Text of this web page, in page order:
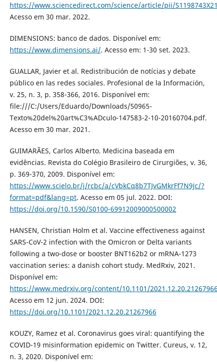
https://www.sciencedirect.com/science/article/pii/
Acesso em 30 mar. 2022.
DIMENSIONS: banco de dados. Disponível em:
https://www.dimensions.ai/. Acesso em: 1-30 set. 2023.
GUALLAR, Javier et al. Redistribución de notícias y debate
público en las redes sociales. Profesional de la Información,
v. 25, n. 3, p. 358-366, 2016. Disponível em:
file:///C:/Users/Eduardo/Downloads/50965-
Texto%20del%20art%C3%ADculo-147583-2-10-20160704.pdf.
Acesso em 30 mar. 2021.
GUIMARÃES, Carlos Alberto. Medicina baseada em
evidências. Revista do Colégio Brasileiro de Cirurgiões, v. 36,
p. 369-370, 2009. Disponível em:
https://www.scielo.br/j/rcbc/a/cVbkCq8b7TJvGMkrFf7N9Jc/?
format=pdf&lang=pt. Acesso em 05 jul. 2022. DOI:
https://doi.org/10.1590/S0100-69912009000500002
HANSEN, Christian Holm et al. Vaccine effectiveness against
SARS-CoV-2 infection with the Omicron or Delta variants
following a two-dose or booster BNT162b2 or mRNA-1273
vaccination series: a danish cohort study. MedRxiv, 2021.
Disponível em:
https://www.medrxiv.org/content/10.1101/
Acesso em 12 jun. 2024. DOI:
https://doi.org/10.1101/2021.12.20.21267966
KOUZY, Ramez et al. Coronavirus goes viral: quantifying the
COVID-19 misinformation epidemic on Twitter. Cureus, v. 12,
n. 3, 2020. Disponível em: